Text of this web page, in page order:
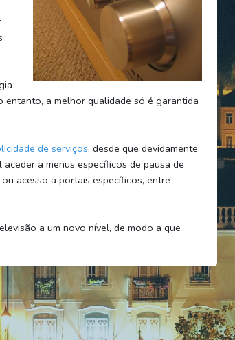
a melhor qualidade só é garantida
de serviços, desde que devidamente
a menus específicos de pausa de
acesso a portais específicos, entre
a um novo nível, de modo a que